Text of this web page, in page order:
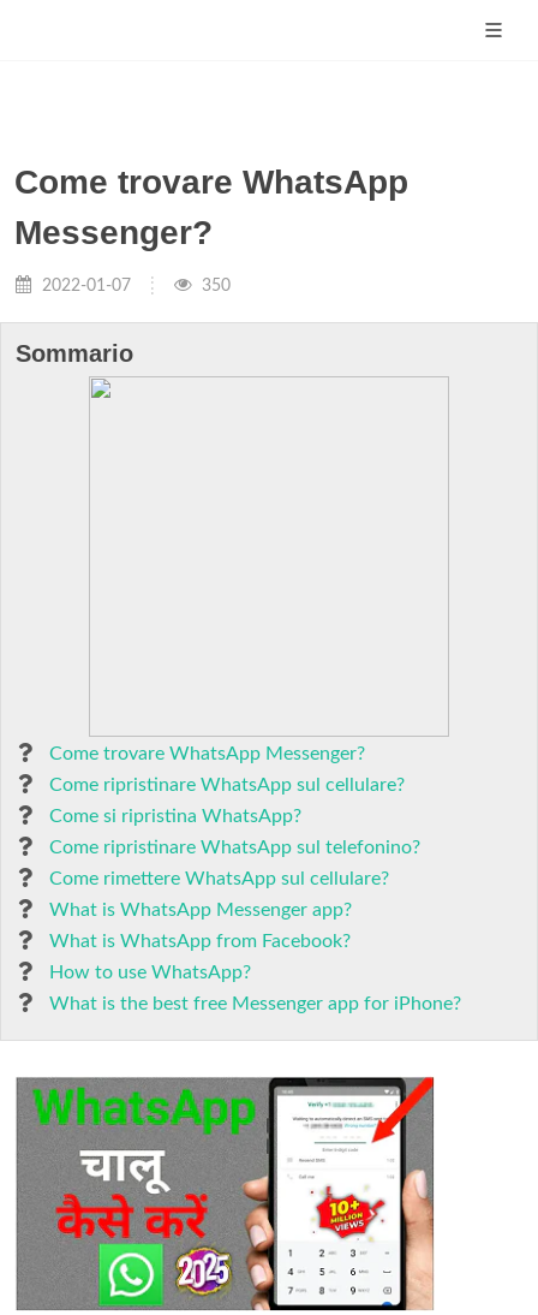
Come trovare WhatsApp
Messenger?
2022-01-07 350
Sommario
Come trovare WhatsApp Messenger?
Come ripristinare WhatsApp sul cellulare?
Come si ripristina WhatsApp?
Come ripristinare WhatsApp sul telefonino?
Come rimettere WhatsApp sul cellulare?
What is WhatsApp Messenger app?
What is WhatsApp from Facebook?
How to use WhatsApp?
What is the best free Messenger app for iPhone?